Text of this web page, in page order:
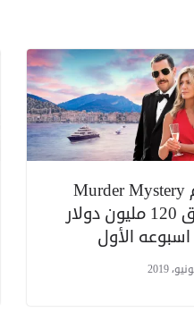
فيلم Murder Mystery
يحقق 120 مليون دولار
الأول